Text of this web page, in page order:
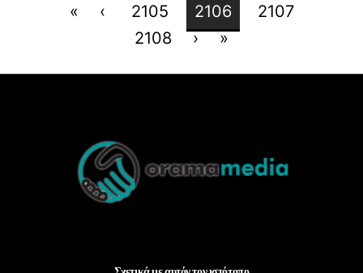
« ‹ 2105 2106
2107
2108
› »
Top